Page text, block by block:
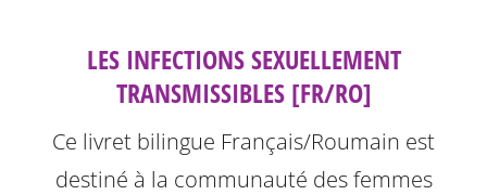
LES INFECTIONS SEXUELLEMENT
TRANSMISSIBLES [FR/RO]
Ce livret bilingue Français/Roumain est
destiné à la communauté des femmes